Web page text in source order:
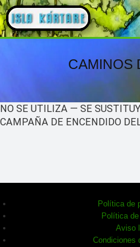
Ir
al
CAMINOS
NO SE UTILIZA — SE
CAMPAÑA DE ENCENDIDO
Política de
Política
Aviso
Condiciones